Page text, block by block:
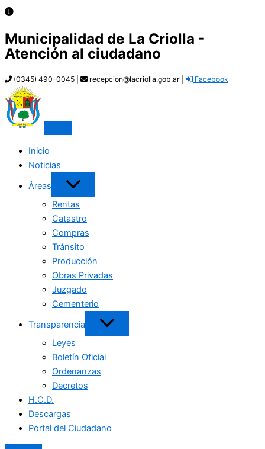
Municipalidad de La Criolla -
Atención al ciudadano
(0345) 490-0045 | recepcion@lacriolla.gob.ar | Facebook
Inicio
Noticias
Áreas
Rentas
Catastro
Compras
Tránsito
Producción
Obras Privadas
Juzgado
Cementerio
Transparencia
Leyes
Boletín Oficial
Ordenanzas
Decretos
H.C.D.
Descargas
Portal del Ciudadano